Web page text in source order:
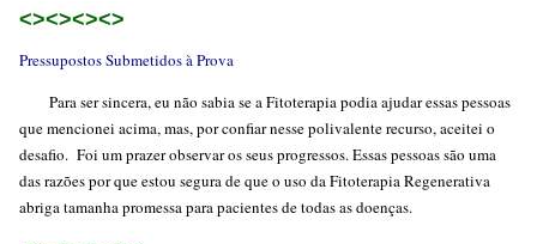
<><><><>
Pressupostos Submetidos à Prova
Para ser sincera, eu não sabia se a Fitoterapia podia ajudar essas pessoas
que mencionei acima, mas, por confiar nesse polivalente recurso, aceitei o
desafio. Foi um prazer observar os seus progressos. Essas pessoas são uma
das razões por que estou segura de que o uso da Fitoterapia Regenerativa
abriga tamanha promessa para pacientes de todas as doenças.